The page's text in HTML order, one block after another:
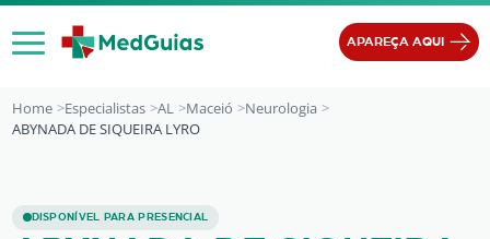
Ir para o conteúdo
APAREÇA AQUI
Home Especialistas AL Maceió
Neurologia
ABYNADA DE SIQUEIRA LYRO
DISPONÍVEL PARA PRESENCIAL
ABYNADA DE SIQUEIRA LYRO